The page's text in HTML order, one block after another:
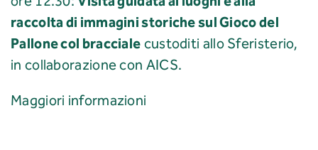
raccolta di immagini storiche sul Gioco del
Pallone col braccialecustoditi allo Sferisterio,
in collaborazione con AICS.
Maggiori informazioni